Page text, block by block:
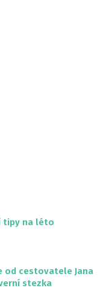
tipy na léto
od cestovatele Jana
stezka